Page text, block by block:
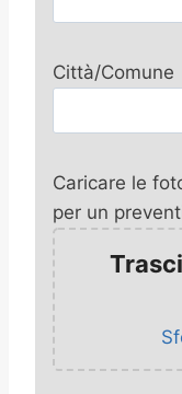
Città/Comune
Caricare le
per un